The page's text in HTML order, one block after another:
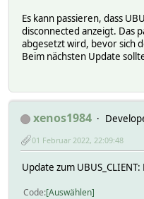
Es kann passieren, dass
disconnected anzeigt. Das
abgesetzt wird, bevor sich
Beim nächsten Update
xenos1984
01 Februar 2022, 22:09:48
Update zum UBUS_CLIENT:
Code Auswählen